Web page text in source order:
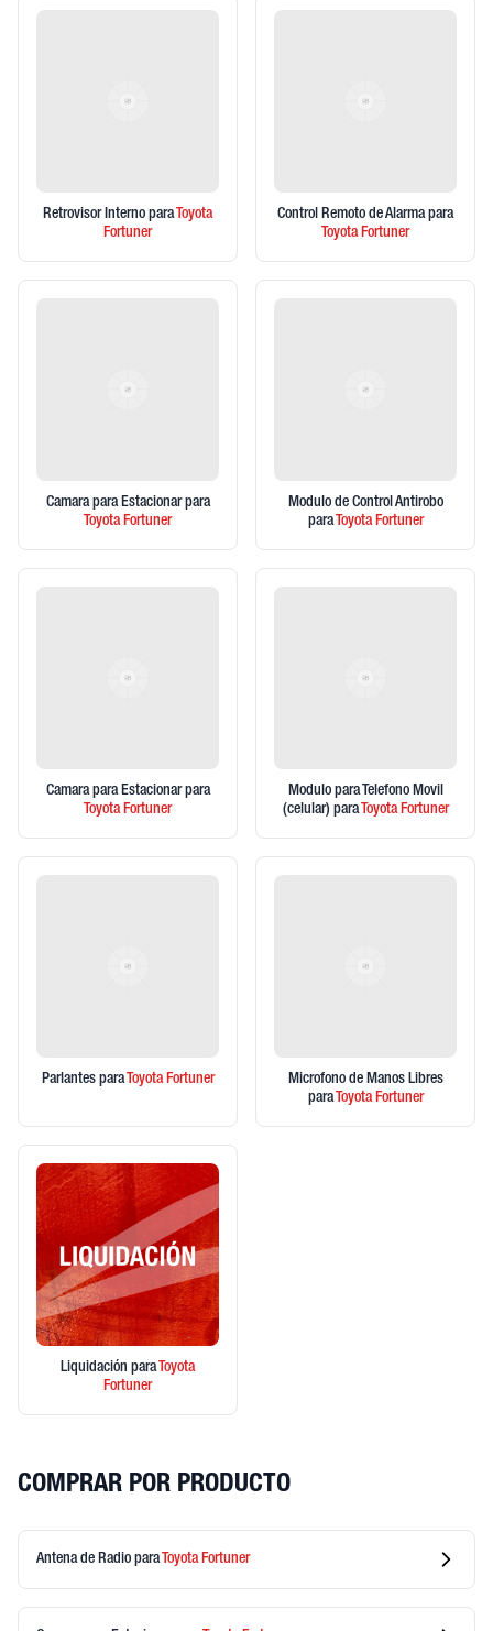
Retrovisor Interno para Toyota
Fortuner
Control Remoto de Alarma para
ToyotaFortuner
Camara para Estacionar para
ToyotaFortuner
Modulo de Control Antirobo
para ToyotaFortuner
Camara para Estacionar para
ToyotaFortuner
Modulo para Telefono Movil
(celular) para ToyotaFortuner
Parlantes para ToyotaFortuner
Microfono de Manos Libres
para ToyotaFortuner
Liquidación para Toyota
Fortuner
COMPRAR POR PRODUCTO
Antena de Radio paraToyotaFortuner